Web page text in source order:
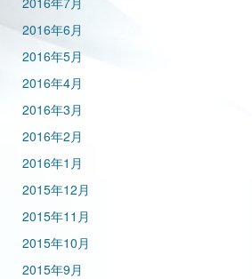
2016年6月
2016年5月
2016年4月
2016年3月
2016年2月
2016年1月
2015年12月
2015年11月
2015年10月
2015年9月